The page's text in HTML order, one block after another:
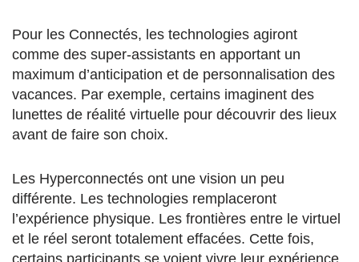
Pour les Connectés, les technologies agiront
comme des super-assistants en apportant un
maximum d’anticipation et de personnalisation des
vacances. Par exemple, certains imaginent des
lunettes de réalité virtuelle pour découvrir des lieux
avant de faire son choix.
Les Hyperconnectés ont une vision un peu
différente. Les technologies remplaceront
l’expérience physique. Les frontières entre le virtuel
et le réel seront totalement effacées. Cette fois,